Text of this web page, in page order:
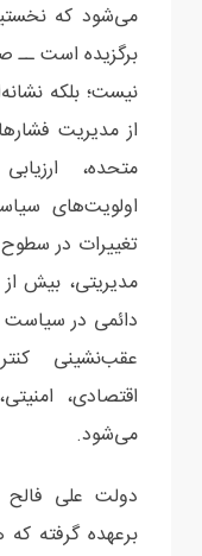
می‌شود که
برگزیده است ــ
نیست؛ بلکه
از مدیریت
متحده،
اولویت‌های
تغییرات در سطوح
مدیریتی، بیش
دائمی در سیاست
عقب‌نشینی
اقتصادی،
می‌شود.
دولت علی فالح
برعهده گرفته